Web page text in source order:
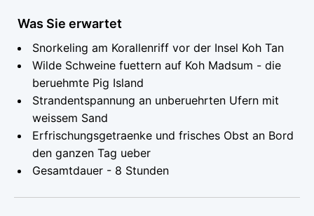
Island", zieht Besucher mit der Moeglichkeit an, wilde
Schweine direkt am Strand zu fuettern - ein
unvergessliches Erlebnis besonders fuer Kinder. Der
Eintritt nach Koh Madsum (฿50) und Koh Rap (฿100)
wird separat bezahlt.
Technische Daten - Ruby 38
Modell:Sports
Motor:
Was Sie erwartet
Snorkeling am Korallenriff vor der Insel Koh Tan
Wilde Schweine fuettern auf Koh Madsum - die
beruehmte Pig Island
Strandentspannung an unberuehrten Ufern mit
weissem Sand
Erfrischungsgetraenke und frisches Obst an Bord
den ganzen Tag ueber
Gesamtdauer - 8 Stunden